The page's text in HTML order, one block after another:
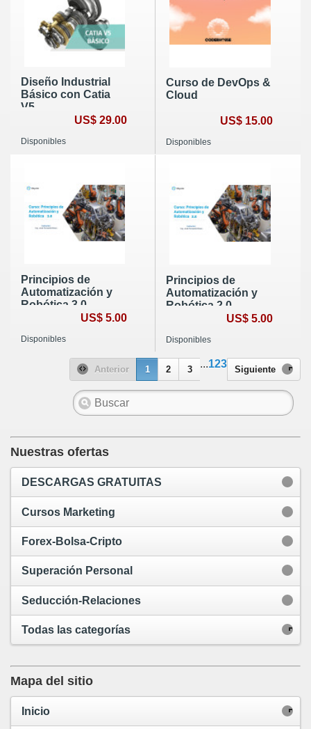
Diseño Industrial
Básico con Catia
V5
US$ 29.00
Disponibles
Curso de DevOps &
Cloud
US$ 15.00
Disponibles
Principios de
Automatización y
Robótica 3.0
US$ 5.00
Disponibles
Principios de
Automatización y
Robótica 2.0
US$ 5.00
Disponibles
Anterior 1 2 3
...123
Siguiente
Nuestras ofertas
DESCARGAS GRATUITAS
Cursos Marketing
Forex-Bolsa-Cripto
Superación Personal
Seducción-Relaciones
Todas las categorías
Mapa del sitio
Inicio